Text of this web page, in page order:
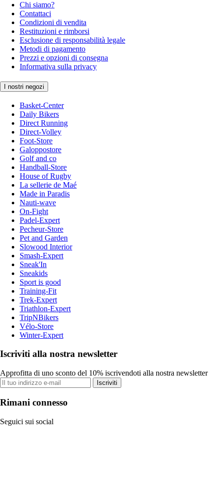
Chi siamo?
Contattaci
Condizioni di vendita
Restituzioni e rimborsi
Esclusione di responsabilità legale
Metodi di pagamento
Prezzi e opzioni di consegna
Informativa sulla privacy
I nostri negozi
Basket-Center
Daily Bikers
Direct Running
Direct-Volley
Foot-Store
Galoppostore
Golf and co
Handball-Store
House of Rugby
La sellerie de Maé
Made in Paradis
Nauti-wave
On-Fight
Padel-Expert
Pecheur-Store
Pet and Garden
Slowood Interior
Smash-Expert
Sneak'In
Sneakids
Sport is good
Training-Fit
Trek-Expert
Triathlon-Expert
TripNBikers
Vélo-Store
Winter-Expert
Iscriviti alla nostra newsletter
Approfitta di uno sconto del 10% iscrivendoti alla nostra newsletter
Iscriviti
Rimani connesso
Seguici sui social